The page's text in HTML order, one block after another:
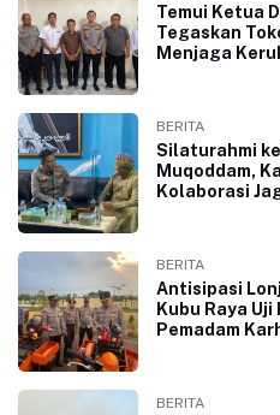
Temui Ketua
Tegaskan
Menjaga
BERITA
Silaturahmi
Muqoddam,
Kolaborasi
BERITA
Antisipasi
Kubu Raya
Pemadam
BERITA